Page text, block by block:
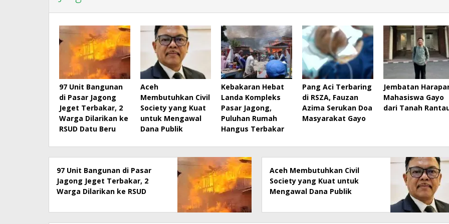
97 Unit Bangunan
di Pasar Jagong
Jeget Terbakar, 2
Warga Dilarikan ke
RSUD Datu Beru
Aceh
Membutuhkan Civil
Society yang Kuat
untuk Mengawal
Dana Publik
Kebakaran Hebat
Landa Kompleks
Pasar Jagong,
Puluhan Rumah
Hangus Terbakar
Pang Aci Terbaring
di RSZA, Fauzan
Azima Serukan Doa
Masyarakat Gayo
Jembatan
Mahasiswa Gayo
dari Tanah
97 Unit Bangunan di Pasar
Jagong Jeget Terbakar, 2
Warga Dilarikan ke RSUD
Aceh Membutuhkan Civil
Society yang Kuat untuk
Mengawal Dana Publik